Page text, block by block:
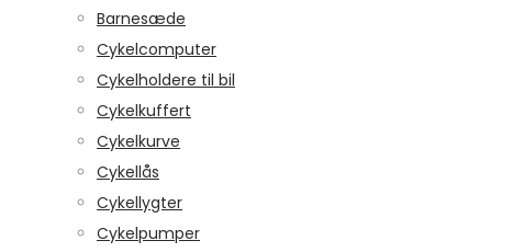
Barnesæde
Cykelcomputer
Cykelholdere til bil
Cykelkuffert
Cykelkurve
Cykellås
Cykellygter
Cykelpumper